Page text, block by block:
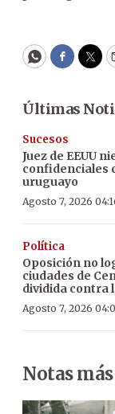
WhatsApp
Últimas
Sucesos
Juez de EEUU
confidenciales
uruguayo
Agosto 7, 2026
Política
Oposición no
ciudades de
dividida contra
Agosto 7, 2026
Notas